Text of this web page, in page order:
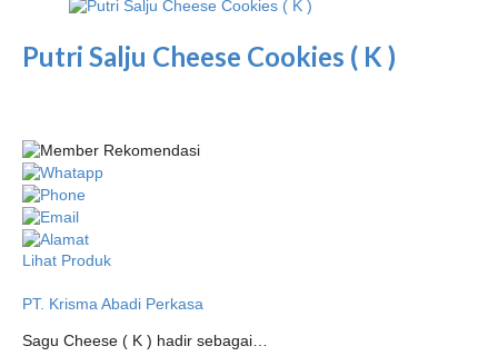
Putri Salju Cheese Cookies ( K )
Lihat Produk
PT. Krisma Abadi Perkasa
Sagu Cheese ( K ) hadir sebagai…